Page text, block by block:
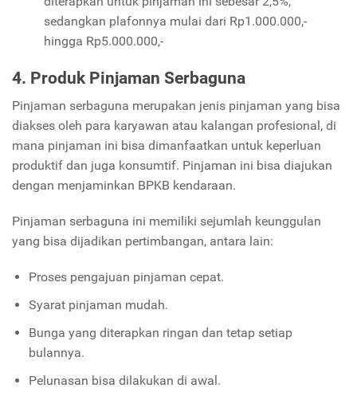
sedangkan plafonnya mulai dari Rp1.000.000,-
hingga Rp5.000.000,-
4. Produk Pinjaman Serbaguna
Pinjaman serbaguna merupakan jenis pinjaman yang bisa
diakses oleh para karyawan atau kalangan profesional, di
mana pinjaman ini bisa dimanfaatkan untuk keperluan
produktif dan juga konsumtif. Pinjaman ini bisa diajukan
dengan menjaminkan BPKB kendaraan.
Pinjaman serbaguna ini memiliki sejumlah keunggulan
yang bisa dijadikan pertimbangan, antara lain:
Proses pengajuan pinjaman cepat.
Syarat pinjaman mudah.
Bunga yang diterapkan ringan dan tetap setiap
bulannya.
Pelunasan bisa dilakukan di awal.